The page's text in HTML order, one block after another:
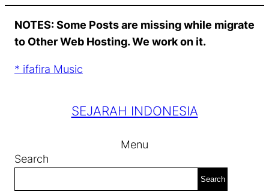
content
NOTES: Some Posts are missing while migrate
to Other Web Hosting. We work on it.
* ifafira Music
SEJARAH INDONESIA
Menu
Search
Search